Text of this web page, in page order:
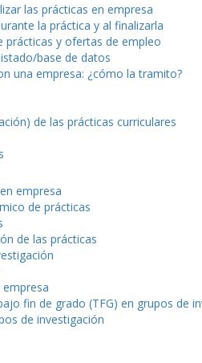
las prácticas en empresa
la práctica y al finalizarla
prácticas y ofertas de empleo
base de datos
una empresa: ¿cómo la tramito?
de las prácticas curriculares
empresa
de prácticas
de las prácticas
fin de grado (TFG) en grupos de
de investigación